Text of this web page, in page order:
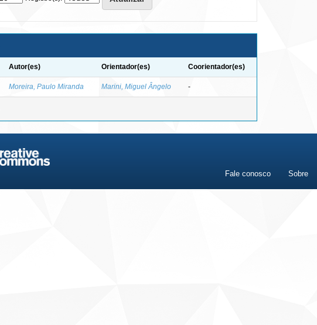
Autor(es) Orientador(es) Coorientador(es)
Moreira, Paulo Miranda Marini, Miguel Ângelo -
Fale conosco Sobre